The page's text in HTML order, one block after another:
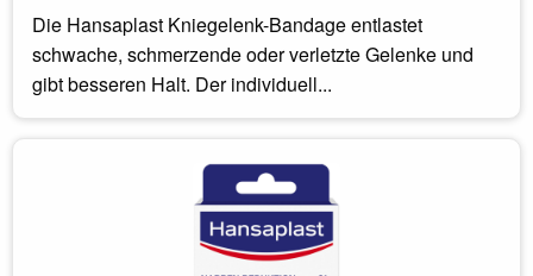
Die Hansaplast Kniegelenk-Bandage entlastet
schwache, schmerzende oder verletzte Gelenke und
gibt besseren Halt. Der individuell...